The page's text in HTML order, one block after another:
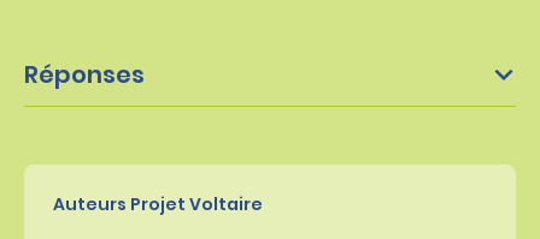
Réponses
Auteurs Projet Voltaire